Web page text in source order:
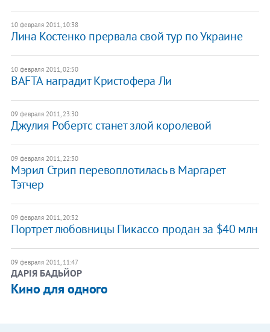
10 февраля 2011, 10:38
Лина Костенко прервала свой тур по Украине
10 февраля 2011, 02:50
BAFTA наградит Кристофера Ли
09 февраля 2011, 23:30
Джулия Робертс станет злой королевой
09 февраля 2011, 22:30
Мэрил Стрип перевоплотилась в Маргарет
Тэтчер
09 февраля 2011, 20:32
Портрет любовницы Пикассо продан за $40 млн
09 февраля 2011, 11:47
ДАРІЯ БАДЬЙОР
Кино для одного